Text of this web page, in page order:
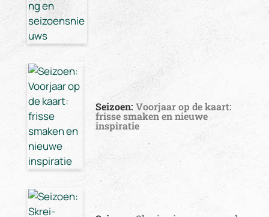
Seizoen: Voorjaar op de kaart:
frisse smaken en nieuwe
inspiratie